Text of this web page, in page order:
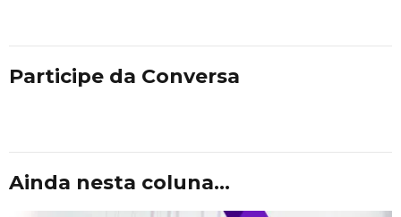
Participe da Conversa
Ainda nesta coluna...